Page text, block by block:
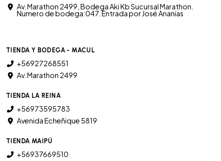
Av. Marathon 2499, Bodega Aki Kb Sucursal Marathon.
Numero de bodega:047. Entrada por José Ananias
TIENDA Y BODEGA - MACUL
+56927268551
Av. Marathon 2499
TIENDA LA REINA
+56973595783
Avenida Echeñique 5819
TIENDA MAIPÚ
+56937669510